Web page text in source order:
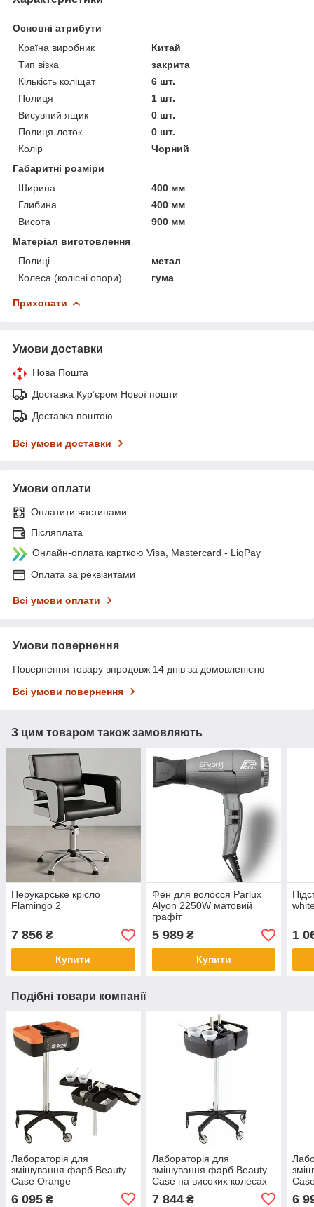
Основні атрибути
Країна виробник
Китай
Тип візка
закрита
Кількість коліщат
6 шт.
Полиця
1 шт.
Висувний ящик
0 шт.
Полиця-лоток
0 шт.
Колір
Чорний
Габаритні розміри
Ширина
400 мм
Глибина
400 мм
Висота
900 мм
Матеріал виготовлення
Полиці
метал
Колеса (колісні опори)
гума
Приховати
Умови доставки
Нова Пошта
Доставка Курʼєром Нової пошти
Доставка поштою
Всі умови доставки
Умови оплати
Оплатити частинами
Післяплата
Онлайн-оплата карткою Visa, Mastercard - LiqPay
Оплата за реквізитами
Всі умови оплати
Умови повернення
Повернення товару впродовж 14 днів за домовленістю
Всі умови повернення
З цим товаром також замовляють
Перукарське крісло
Flamingo 2
7 856 ₴
Купити
Фен для волосся Parlux
Alyon 2250W матовий
графіт
5 989₴
Купити
1
Подібні товари компанії
Лабораторія для
змішування фарб Beauty
Case Orange
6 095 ₴
Лабораторія для
змішування фарб Beauty
Case на високих колесах
7 844₴ 6